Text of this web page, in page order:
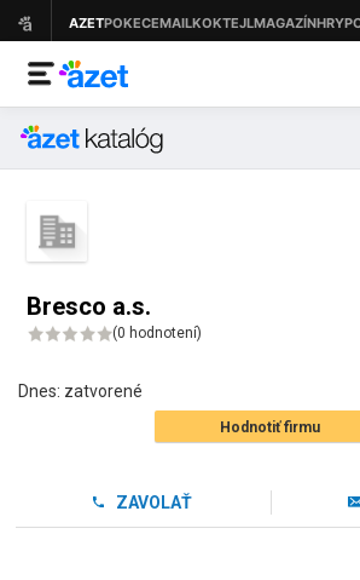
Bresco a.s.
(0 hodnotení)
Dnes: zatvorené
Hodnotiť firmu
ZAVOLAŤ